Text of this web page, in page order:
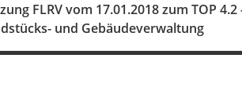
FLRV vom 17.01.2018 zum TOP
und Gebäudeverwaltung